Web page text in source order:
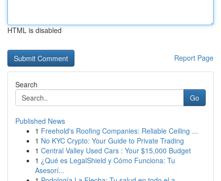
HTML is disabled
Report Page
Search
Go
Published News
1 Freehold's Roofing Companies: Reliable Ceiling ...
1 No KYC Crypto: Your Guide to Private Trading
1 Central Valley Used Cars : Your $15,000 Budget
1 ¿Qué es LegalShield y Cómo Funciona: Tu
Asesorí...